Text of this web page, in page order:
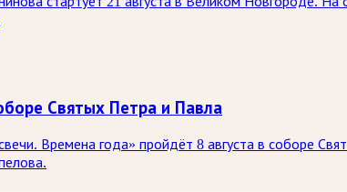
Святых Петра и Павла
Времена года» пройдёт 8 августа в соборе